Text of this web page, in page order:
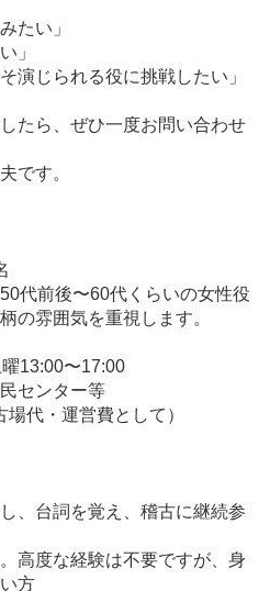
たい」
」
演じられる役に挑戦したい」
たら、ぜひ一度お問い合わせ
です。
代前後〜60代くらいの女性役
囲気を重視します。
13:00〜17:00
センター等
代・運営費として）
、台詞を覚え、稽古に継続参
高度な経験は不要ですが、身
方